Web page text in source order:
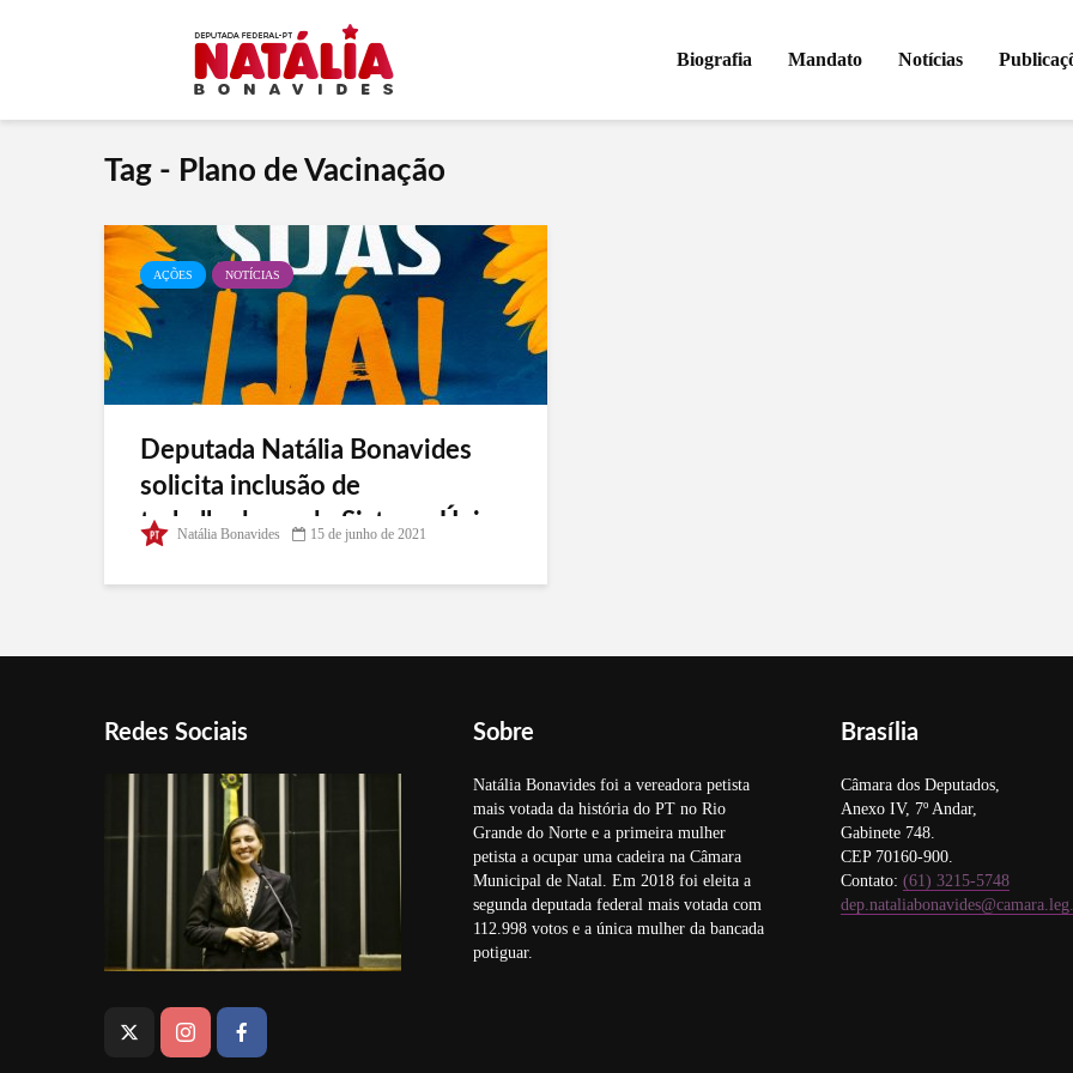
Biografia Mandato Notícias
Tag - Plano de Vacinação
AÇÕES NOTÍCIAS
Deputada Natália Bonavides
solicita inclusão de
trabalhadores do Sistema Único
Natália Bonavides 15 de junho de 2021
Redes Sociais Sobre
Natália Bonavides foi a vereadora petista
mais votada da história do PT no Rio
Grande do Norte e a primeira mulher
petista a ocupar uma cadeira na Câmara
Municipal de Natal. Em 2018 foi eleita a
segunda deputada federal mais votada com
112.998 votos e a única mulher da bancada
potiguar.
Brasília
Câmara dos Deputados,
Anexo IV, 7º Andar,
Gabinete 748.
CEP 70160-900.
Contato: (61) 3215-5748